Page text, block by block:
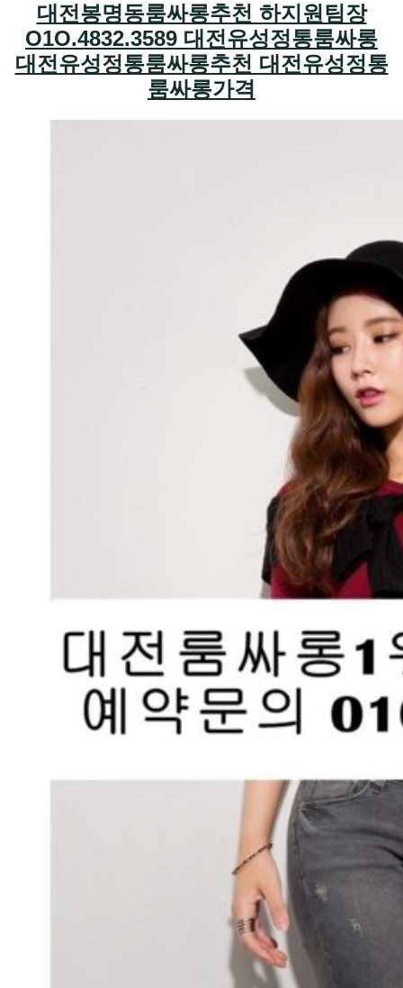
대전봉명동룸싸롱추천 하지원팀장
O1O.4832.3589 대전유성정통룸싸롱
대전유성정통룸싸롱추천 대전유성정통
룸싸롱가격